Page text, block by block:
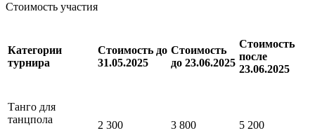
Стоимость участия
Категории
турнира
Стоимость до
31.05.2025
Стоимость
до 23.06.2025
Стоимость
после
23.06.2025
Танго для
танцпола
2 300 3 800 5 200